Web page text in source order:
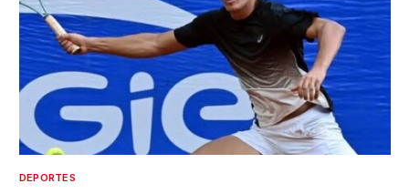
DEPORTES